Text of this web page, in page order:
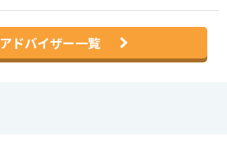
アドバイザー一覧